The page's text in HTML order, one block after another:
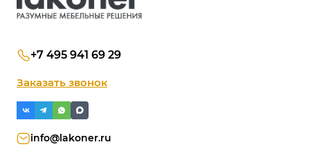
+7 495 941 69 29
Заказать звонок
info@lakoner.ru